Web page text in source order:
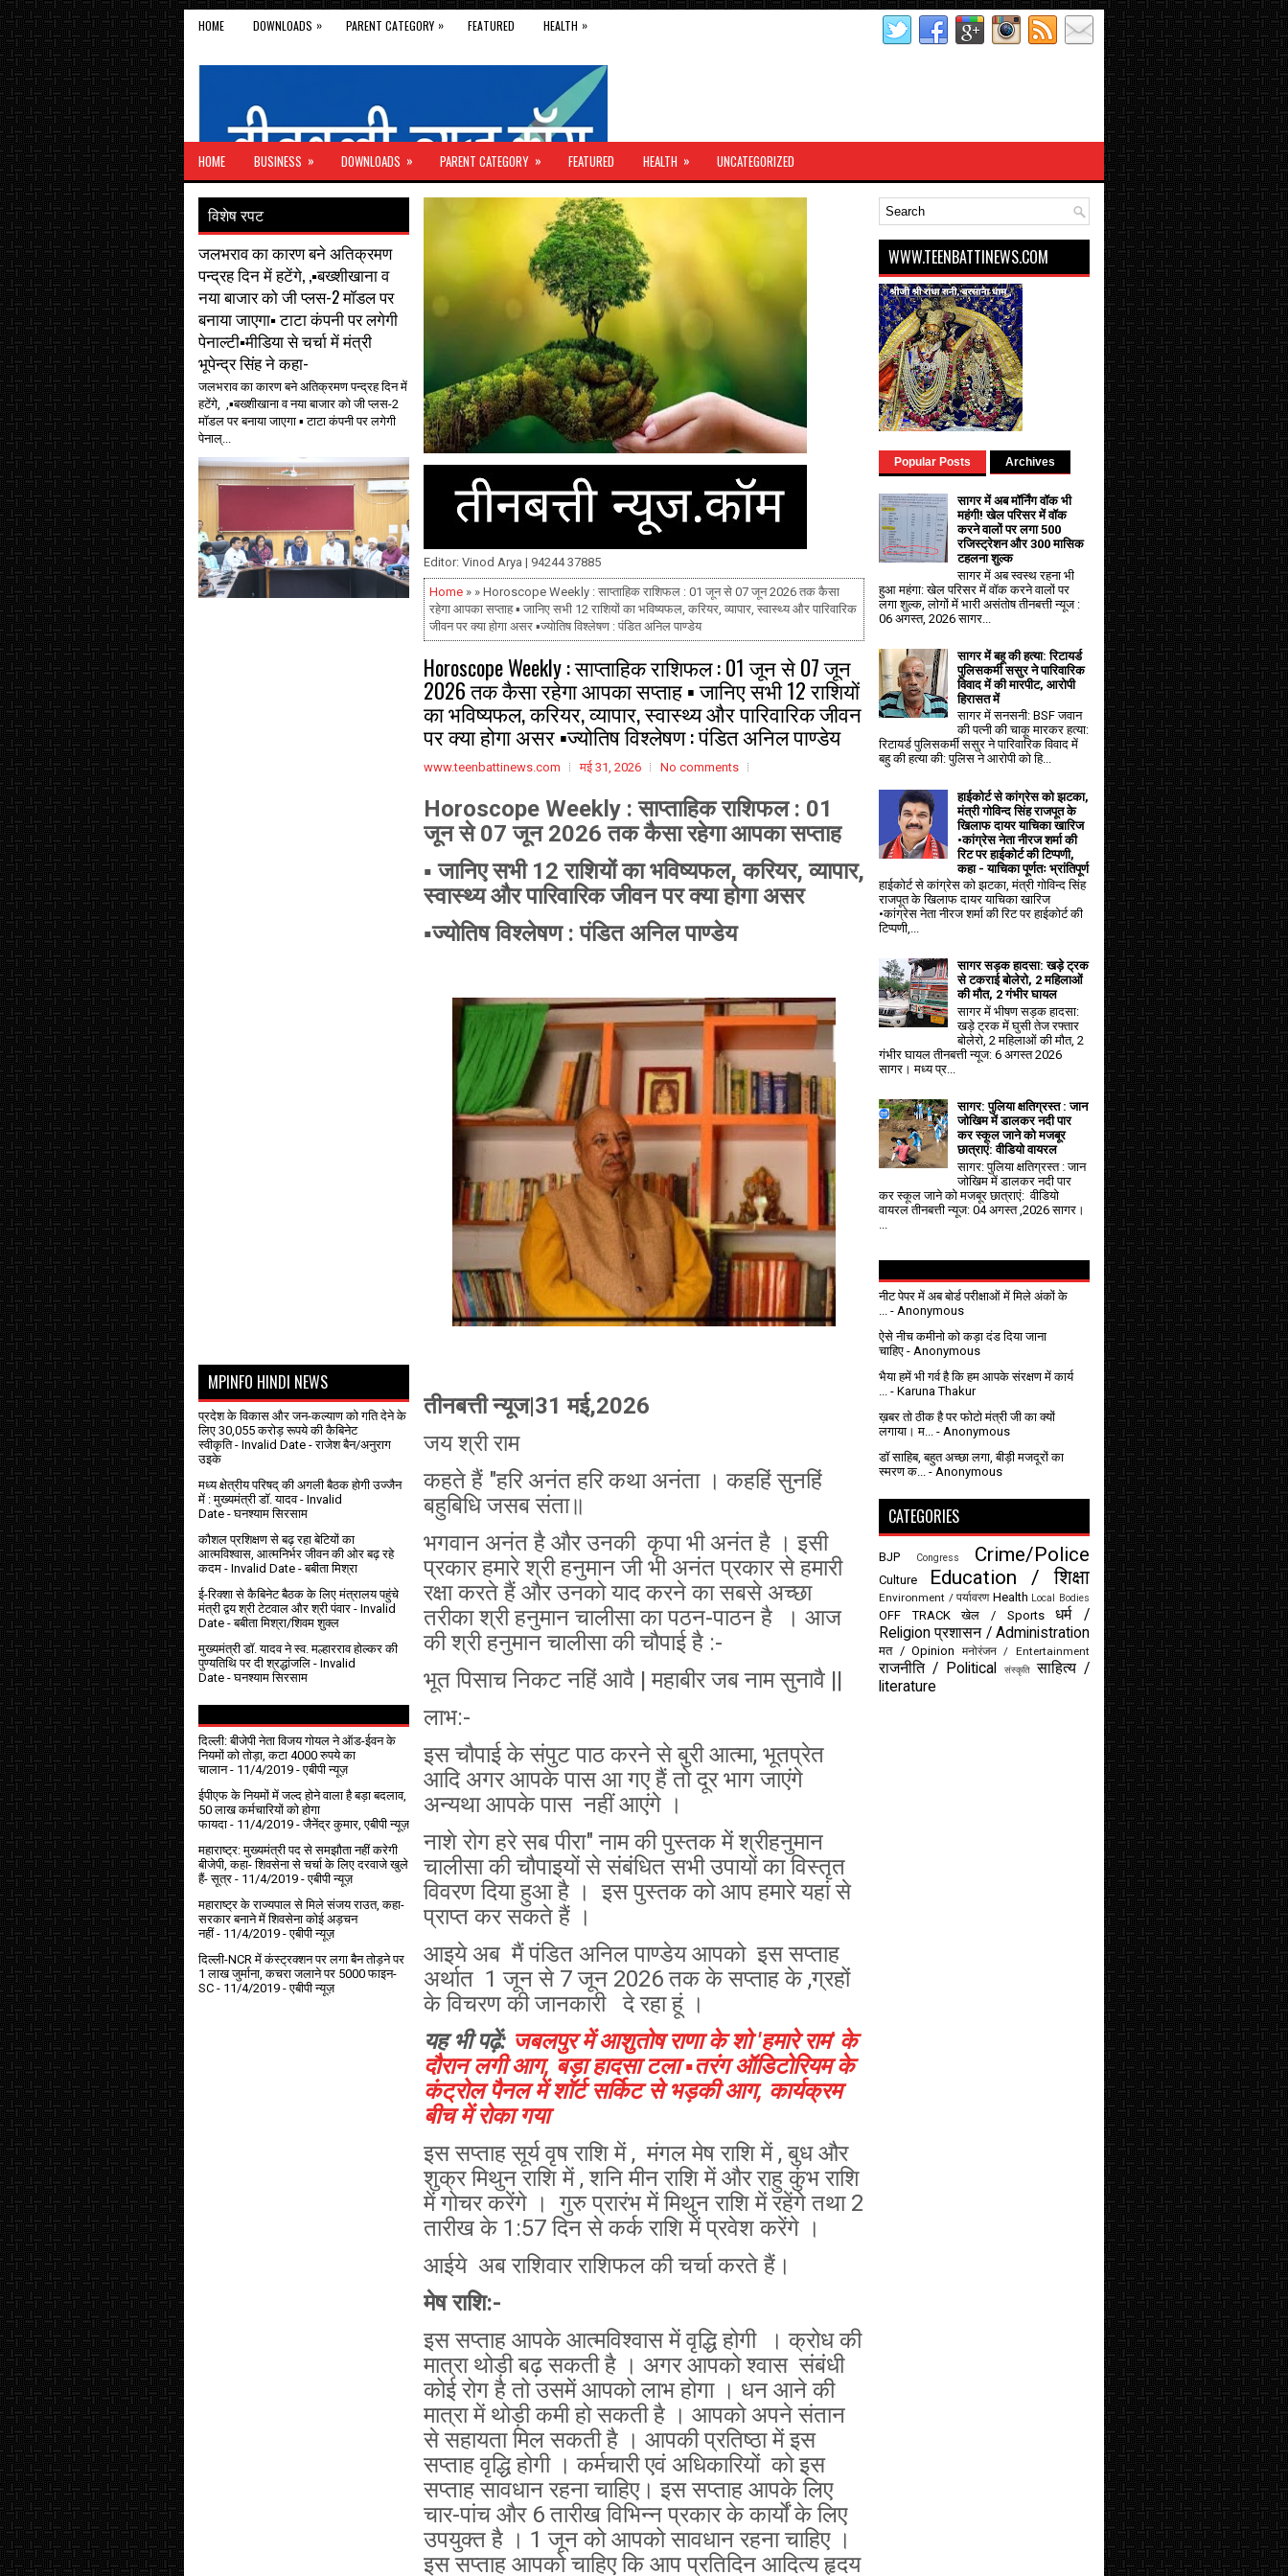
HOME DOWNLOADS » PARENT CATEGORY » FEATURED HEALTH »
HOME BUSINESS » DOWNLOADS » PARENT CATEGORY » FEATURED HEALTH » UNCATEGORIZED
Editor: Vinod Arya | 94244 37885
Home » » Horoscope Weekly : साप्ताहिक राशिफल : 01 जून से 07 जून 2026 तक कैसा
रहेगा आपका सप्ताह ▪️ जानिए सभी 12 राशियों का भविष्यफल, करियर, व्यापार, स्वास्थ्य और पारिवारिक
जीवन पर क्या होगा असर ▪️ज्योतिष विश्लेषण : पंडित अनिल पाण्डेय
Horoscope Weekly : साप्ताहिक राशिफल : 01 जून से 07 जून
2026 तक कैसा रहेगा आपका सप्ताह ▪️ जानिए सभी 12 राशियों
का भविष्यफल, करियर, व्यापार, स्वास्थ्य और पारिवारिक जीवन
पर क्या होगा असर ▪️ज्योतिष विश्लेषण : पंडित अनिल पाण्डेय
www.teenbattinews.com मई 31, 2026 No comments
Horoscope Weekly :साप्ताहिक राशिफल : 01
जून से 07 जून 2026 तक कैसा रहेगा आपका सप्ताह
▪️ जानिए सभी 12 राशियों का भविष्यफल, करियर, व्यापार,
स्वास्थ्य और पारिवारिक जीवन पर क्या होगा असर
▪️ज्योतिष विश्लेषण : पंडित अनिल पाण्डेय
तीनबत्ती न्यूज|31 मई,2026
जय श्री राम
कहते हैं "हरि अनंत हरि कथा अनंता । कहहिं सुनहिं
बहुबिधि जसब संता॥
भगवान अनंत है और उनकी कृपा भी अनंत है । इसी
प्रकार हमारे श्री हनुमान जी भी अनंत प्रकार से हमारी
रक्षा करते हैं और उनको याद करने का सबसे अच्छा
तरीका श्री हनुमान चालीसा का पठन-पाठन है । आज
की श्री हनुमान चालीसा की चौपाई है :-
भूत पिसाच निकट नहिं आवै | महाबीर जब नाम सुनावै ||
लाभ:-
इस चौपाई के संपुट पाठ करने से बुरी आत्मा, भूतप्रेत
आदि अगर आपके पास आ गए हैं तो दूर भाग जाएंगे
अन्यथा आपके पास नहीं आएंगे ।
नाशे रोग हरे सब पीरा" नाम की पुस्तक में श्रीहनुमान
चालीसा की चौपाइयों से संबंधित सभी उपायों का विस्तृत
विवरण दिया हुआ है । इस पुस्तक को आप हमारे यहां से
प्राप्त कर सकते हैं ।
आइये अब मैं पंडित अनिल पाण्डेय आपको इस सप्ताह
अर्थात 1 जून से 7 जून 2026 तक के सप्ताह के ,ग्रहों
के विचरण की जानकारी दे रहा हूं ।
यह भी पढ़ें: जबलपुर में आशुतोष राणा के शो 'हमारे राम' के
दौरान लगी आग, बड़ा हादसा टला ▪️तरंग ऑडिटोरियम के
कंट्रोल पैनल में शॉर्ट सर्किट से भड़की आग, कार्यक्रम
बीच में रोका गया
इस सप्ताह सूर्य वृष राशि में , मंगल मेष राशि में , बुध और
शुक्र मिथुन राशि में , शनि मीन राशि में और राहु कुंभ राशि
में गोचर करेंगे । गुरु प्रारंभ में मिथुन राशि में रहेंगे तथा 2
तारीख के 1:57 दिन से कर्क राशि में प्रवेश करेंगे ।
आईये अब राशिवार राशिफल की चर्चा करते हैं।
मेष राशि:-
इस सप्ताह आपके आत्मविश्वास में वृद्धि होगी । क्रोध की
मात्रा थोड़ी बढ़ सकती है । अगर आपको श्वास संबंधी
कोई रोग है तो उसमें आपको लाभ होगा । धन आने की
मात्रा में थोड़ी कमी हो सकती है । आपको अपने संतान
से सहायता मिल सकती है । आपकी प्रतिष्ठा में इस
सप्ताह वृद्धि होगी । कर्मचारी एवं अधिकारियों को इस
सप्ताह सावधान रहना चाहिए। इस सप्ताह आपके लिए
चार-पांच और 6 तारीख विभिन्न प्रकार के कार्यों के लिए
उपयुक्त है । 1 जून को आपको सावधान रहना चाहिए ।
इस सप्ताह आपको चाहिए कि आप प्रतिदिन आदित्य हृदय
विशेष रपट
जलभराव का कारण बने अतिक्रमण
पन्द्रह दिन में हटेंगे, ,▪️बख्शीखाना व
नया बाजार को जी प्लस-2 मॉडल पर
बनाया जाएगा▪️ टाटा कंपनी पर लगेगी
पेनाल्टी▪️मीडिया से चर्चा में मंत्री
भूपेन्द्र सिंह ने कहा-
जलभराव का कारण बने अतिक्रमण पन्द्रह दिन में
हटेंगे, ,▪️बख्शीखाना व नया बाजार को जी प्लस-2
मॉडल पर बनाया जाएगा ▪️ टाटा कंपनी पर लगेगी
पेनाल्...
MPINFO HINDI NEWS
प्रदेश के विकास और जन-कल्याण को गति देने के
लिए 30,055 करोड़ रूपये की कैबिनेट
स्वीकृति- Invalid Date - राजेश बैन/अनुराग
उइके
मध्य क्षेत्रीय परिषद् की अगली बैठक होगी उज्जैन
में : मुख्यमंत्री डॉ. यादव- Invalid
Date - घनश्याम सिरसाम
कौशल प्रशिक्षण से बढ़ रहा बेटियों का
आत्मविश्वास, आत्मनिर्भर जीवन की ओर बढ़ रहे
कदम - Invalid Date - बबीता मिश्रा
ई-रिक्शा से कैबिनेट बैठक के लिए मंत्रालय पहुंचे
मंत्री द्वय श्री टेटवाल और श्री पंवार - Invalid
Date - बबीता मिश्रा/शिवम शुक्ल
मुख्यमंत्री डॉ. यादव ने स्व. मल्हारराव होल्कर की
पुण्यतिथि पर दी श्रद्धांजलि - Invalid
Date - घनश्याम सिरसाम
दिल्ली: बीजेपी नेता विजय गोयल ने ऑड-ईवन के
नियमों को तोड़ा, कटा 4000 रुपये का
चालान- 11/4/2019 - एबीपी न्यूज़
ईपीएफ के नियमों में जल्द होने वाला है बड़ा बदलाव,
50 लाख कर्मचारियों को होगा
फायदा - 11/4/2019 - जैनेंद्र कुमार, एबीपी न्यूज़
महाराष्ट्र: मुख्यमंत्री पद से समझौता नहीं करेगी
बीजेपी, कहा- शिवसेना से चर्चा के लिए दरवाजे खुले
हैं- सूत्र - 11/4/2019 - एबीपी न्यूज़
महाराष्ट्र के राज्यपाल से मिले संजय राउत, कहा-
सरकार बनाने में शिवसेना कोई अड़चन
नहीं- 11/4/2019 - एबीपी न्यूज़
दिल्ली-NCR में कंस्ट्रक्शन पर लगा बैन तोड़ने पर
1 लाख जुर्माना, कचरा जलाने पर ₹5000 फाइन-
SC - 11/4/2019 - एबीपी न्यूज़
WWW.TEENBATTINEWS.COM
Popular Posts Archives
सागर में अब मॉर्निंग वॉक भी
महंगी! खेल परिसर में वॉक
करने वालों पर लगा ₹500
रजिस्ट्रेशन और ₹300 मासिक
टहलना शुल्क
सागर में अब स्वस्थ रहना भी
हुआ महंगा: खेल परिसर में वॉक करने वालों पर
लगा शुल्क, लोगों में भारी असंतोष तीनबत्ती न्यूज :
06 अगस्त, 2026 सागर...
सागर में बहू की हत्या: रिटायर्ड
पुलिसकर्मी ससुर ने पारिवारिक
विवाद में की मारपीट, आरोपी
हिरासत में
सागर में सनसनी: BSF जवान
की पत्नी की चाकू मारकर हत्या:
रिटायर्ड पुलिसकर्मी ससुर ने पारिवारिक विवाद में
बहु की हत्या की: पुलिस ने आरोपी को हि...
हाईकोर्ट से कांग्रेस को झटका,
मंत्री गोविन्द सिंह राजपूत के
खिलाफ दायर याचिका खारिज
•कांग्रेस नेता नीरज शर्मा की
रिट पर हाईकोर्ट की टिप्पणी,
कहा - याचिका पूर्णतः भ्रांतिपूर्ण
हाईकोर्ट से कांग्रेस को झटका, मंत्री गोविन्द सिंह
राजपूत के खिलाफ दायर याचिका खारिज
•कांग्रेस नेता नीरज शर्मा की रिट पर हाईकोर्ट की
टिप्पणी,...
सागर सड़क हादसा: खड़े ट्रक
से टकराई बोलेरो, 2 महिलाओं
की मौत, 2 गंभीर घायल
सागर में भीषण सड़क हादसा:
खड़े ट्रक में घुसी तेज रफ्तार
बोलेरो, 2 महिलाओं की मौत, 2
गंभीर घायल तीनबत्ती न्यूज: 6 अगस्त 2026
सागर। मध्य प्र...
सागर: पुलिया क्षतिग्रस्त : जान
जोखिम में डालकर नदी पार
कर स्कूल जाने को मजबूर
छात्राएं: वीडियो वायरल
सागर: पुलिया क्षतिग्रस्त : जान
जोखिम में डालकर नदी पार
कर स्कूल जाने को मजबूर छात्राएं: वीडियो
वायरल तीनबत्ती न्यूज: 04 अगस्त ,2026 सागर।
नीट पेपर में अब बोर्ड परीक्षाओं में मिले अंकों के
- Anonymous
ऐसे नीच कमीनो को कड़ा दंड दिया जाना
चाहिए - Anonymous
भैया हमें भी गर्व है कि हम आपके संरक्षण में कार्य
- Karuna Thakur
ख़बर तो ठीक है पर फोटो मंत्री जी का क्यों
लगाया। म...
- Anonymous
डॉ साहिब, बहुत अच्छा लगा, बीड़ी मजदूरों का
स्मरण क...
- Anonymous
CATEGORIES
BJP Congress Crime/Police
Culture Education / शिक्षा
Environment / पर्यावरण Health Local Bodies
OFF TRACK खेल / Sports
धर्म /
Religion प्रशासन / Administration
मत / Opinion मनोरंजन / Entertainment
राजनीति / Political संस्कृति साहित्य /
literature